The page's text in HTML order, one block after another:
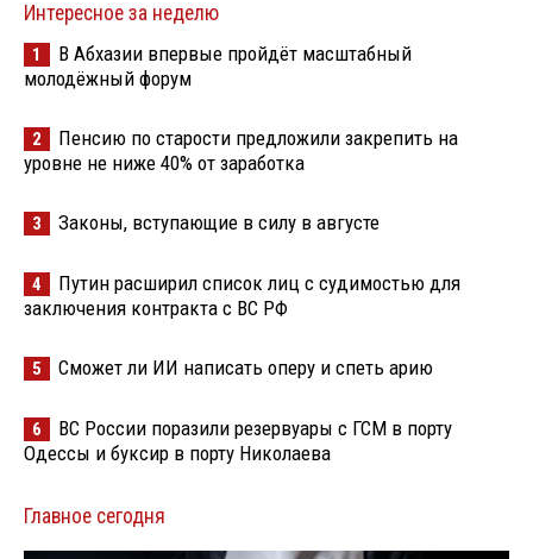
Интересное за неделю
1
В Абхазии впервые пройдёт масштабный
молодёжный форум
2
Пенсию по старости предложили закрепить на
уровне не ниже 40% от заработка
3 Законы, вступающие в силу в августе
4
Путин расширил список лиц с судимостью для
заключения контракта с ВС РФ
5 Сможет ли ИИ написать оперу и спеть арию
6
ВС России поразили резервуары с ГСМ в порту
Одессы и буксир в порту Николаева
Главное сегодня